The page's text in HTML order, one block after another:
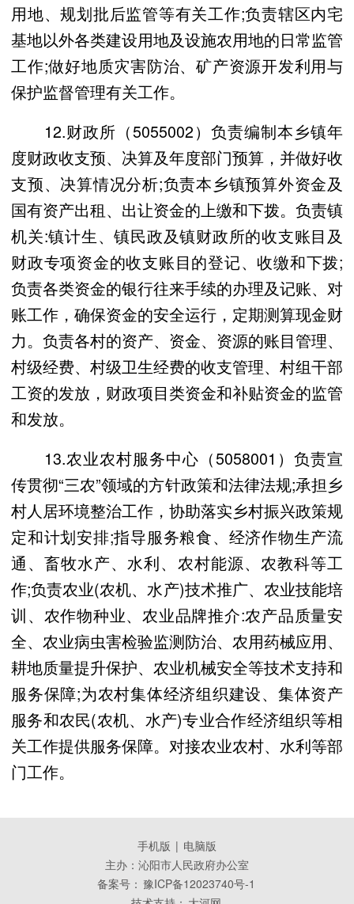
用地、规划批后监管等有关工作;负责辖区内宅
基地以外各类建设用地及设施农用地的日常监管
工作;做好地质灾害防治、矿产资源开发利用与
保护监督管理有关工作。
12.财政所（5055002）负责编制本乡镇年
度财政收支预、决算及年度部门预算，并做好收
支预、决算情况分析;负责本乡镇预算外资金及
国有资产出租、出让资金的上缴和下拨。负责镇
机关:镇计生、镇民政及镇财政所的收支账目及
财政专项资金的收支账目的登记、收缴和下拨;
负责各类资金的银行往来手续的办理及记账、对
账工作，确保资金的安全运行，定期测算现金财
力。负责各村的资产、资金、资源的账目管理、
村级经费、村级卫生经费的收支管理、村组干部
工资的发放，财政项目类资金和补贴资金的监管
和发放。
13.农业农村服务中心（5058001）负责宣
传贯彻“三农”领域的方针政策和法律法规;承担乡
村人居环境整治工作，协助落实乡村振兴政策规
定和计划安排;指导服务粮食、经济作物生产流
通、畜牧水产、水利、农村能源、农教科等工
作;负责农业(农机、水产)技术推广、农业技能培
训、农作物种业、农业品牌推介:农产品质量安
全、农业病虫害检验监测防治、农用药械应用、
耕地质量提升保护、农业机械安全等技术支持和
服务保障;为农村集体经济组织建设、集体资产
服务和农民(农机、水产)专业合作经济组织等相
关工作提供服务保障。对接农业农村、水利等部
门工作。
手机版 | 电脑版
主办：沁阳市人民政府办公室
备案号： 豫ICP备12023740号-1